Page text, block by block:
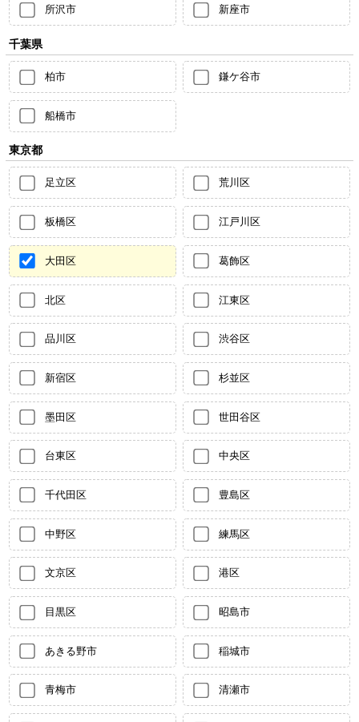
所沢市 新座市
千葉県
柏市 鎌ケ谷市
船橋市
東京都
足立区 荒川区
板橋区 江戸川区
大田区 葛飾区
北区 江東区
品川区 渋谷区
新宿区 杉並区
墨田区 世田谷区
台東区 中央区
千代田区 豊島区
中野区 練馬区
文京区 港区
目黒区 昭島市
あきる野市 稲城市
青梅市 清瀬市